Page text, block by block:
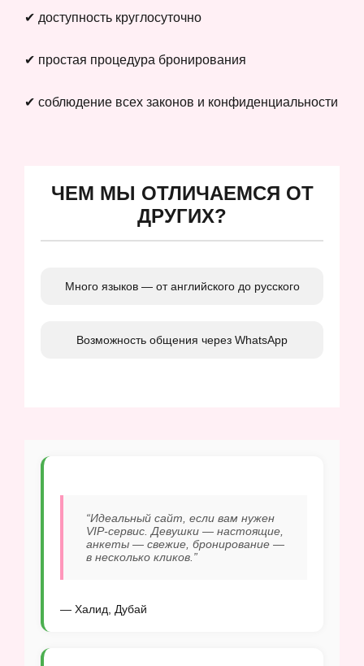
✔ доступность круглосуточно
✔ простая процедура бронирования
✔ соблюдение всех законов и конфиденциальности
ЧЕМ МЫ ОТЛИЧАЕМСЯ ОТ
ДРУГИХ?
Много языков — от английского до русского
Возможность общения через WhatsApp
“Идеальный сайт, если вам нужен
VIP-сервис. Девушки — настоящие,
анкеты — свежие, бронирование —
в несколько кликов.”
— Халид, Дубай